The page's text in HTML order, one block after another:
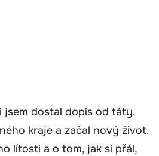
jsem dostal dopis od táty.
kraje a začal nový život.
lítosti a o tom, jak si přál,